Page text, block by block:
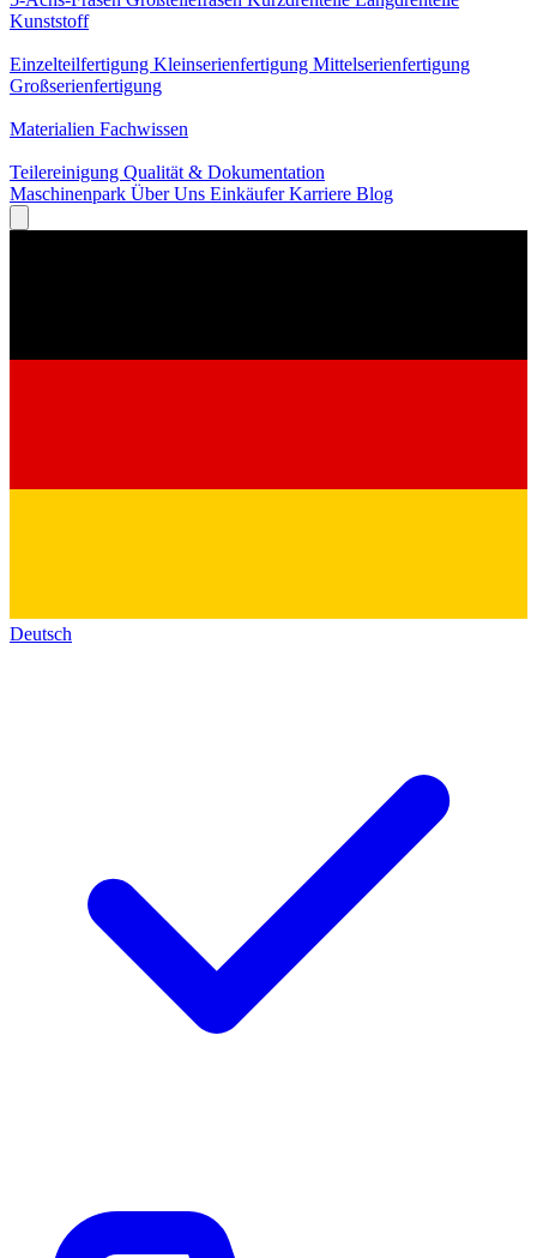
Kunststoff
Einzelteilfertigung Kleinserienfertigung Mittelserienfertigung
Großserienfertigung
Materialien Fachwissen
Teilereinigung Qualität & Dokumentation
Maschinenpark Über Uns EinkäuferKarriere Blog
Deutsch